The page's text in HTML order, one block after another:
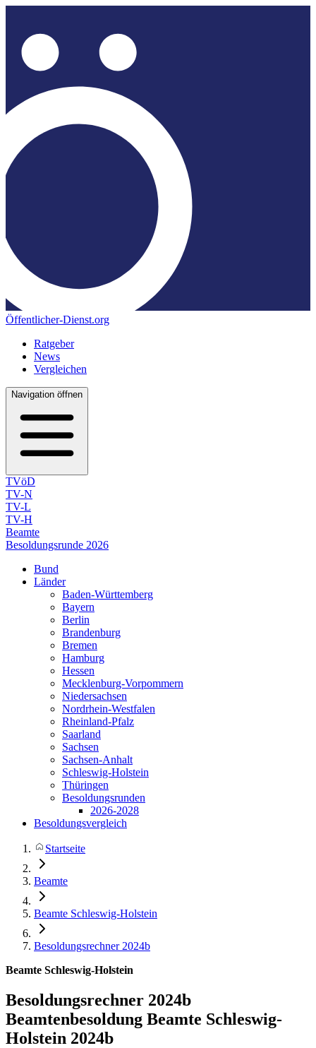
Öffentlicher-Dienst.org
Ratgeber
News
Vergleichen
Navigation öffnen
TVöD
TV-N
TV-L
TV-H
Beamte
Besoldungsrunde 2026
Bund
Länder
Baden-Württemberg
Bayern
Berlin
Brandenburg
Bremen
Hamburg
Hessen
Mecklenburg-Vorpommern
Niedersachsen
Nordrhein-Westfalen
Rheinland-Pfalz
Saarland
Sachsen
Sachsen-Anhalt
Schleswig-Holstein
Thüringen
Besoldungsrunden
2026-2028
Besoldungsvergleich
Startseite
Beamte
Beamte Schleswig-Holstein
Besoldungsrechner 2024b
Beamte Schleswig-Holstein
Besoldungsrechner 2024b
Beamtenbesoldung Beamte Schleswig-
Holstein 2024b